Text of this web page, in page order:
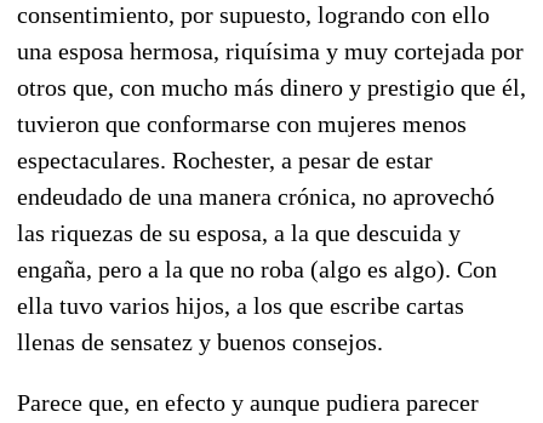
consentimiento, por supuesto, logrando con ello
una esposa hermosa, riquísima y muy cortejada por
otros que, con mucho más dinero y prestigio que él,
tuvieron que conformarse con mujeres menos
espectaculares. Rochester, a pesar de estar
endeudado de una manera crónica, no aprovechó
las riquezas de su esposa, a la que descuida y
engaña, pero a la que no roba (algo es algo). Con
ella tuvo varios hijos, a los que escribe cartas
llenas de sensatez y buenos consejos.
Parece que, en efecto y aunque pudiera parecer